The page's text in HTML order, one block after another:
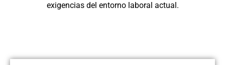
exigencias del entorno laboral actual.